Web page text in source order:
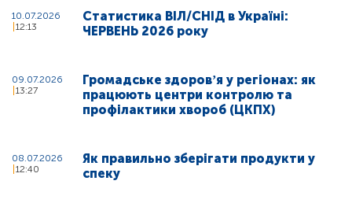
10.07.2026
12:13
Статистика ВІЛ/СНІД в Україні:
ЧЕРВЕНЬ 2026 року
09.07.2026
13:27
Громадське здоровʼя у регіонах: як
працюють центри контролю та
профілактики хвороб (ЦКПХ)
08.07.2026
12:40
Як правильно зберігати продукти у
спеку